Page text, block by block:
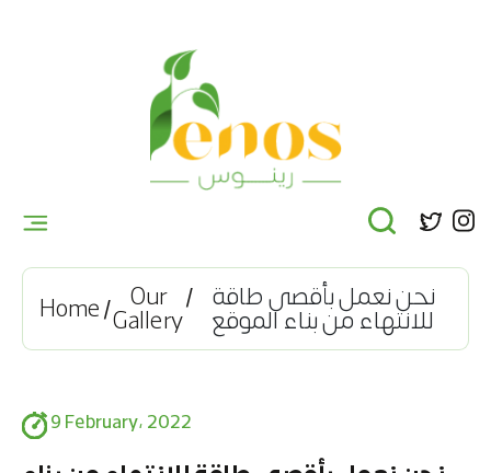
Products
Gallery
Price Request
Contact Us
Home Our
Gallery
نحن نعمل بأقصى طاقة
للانتهاء من بناء الموقع
9 February، 2022